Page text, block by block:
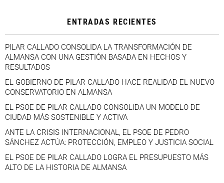
ENTRADAS RECIENTES
PILAR CALLADO CONSOLIDA LA TRANSFORMACIÓN DE
ALMANSA CON UNA GESTIÓN BASADA EN HECHOS Y
RESULTADOS
EL GOBIERNO DE PILAR CALLADO HACE REALIDAD EL NUEVO
CONSERVATORIO EN ALMANSA
EL PSOE DE PILAR CALLADO CONSOLIDA UN MODELO DE
CIUDAD MÁS SOSTENIBLE Y ACTIVA
ANTE LA CRISIS INTERNACIONAL, EL PSOE DE PEDRO
SÁNCHEZ ACTÚA: PROTECCIÓN, EMPLEO Y JUSTICIA SOCIAL
EL PSOE DE PILAR CALLADO LOGRA EL PRESUPUESTO MÁS
ALTO DE LA HISTORIA DE ALMANSA